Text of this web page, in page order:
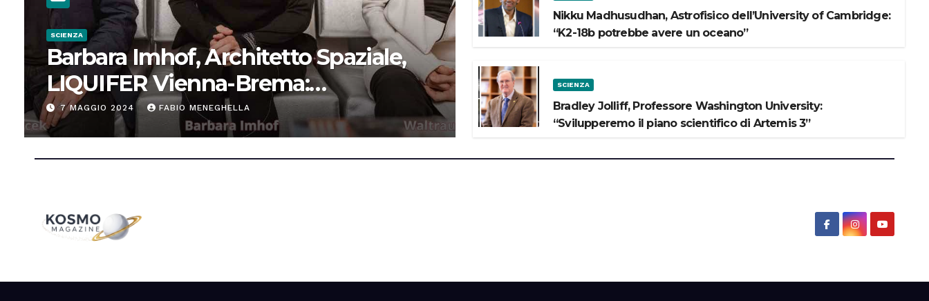
SCIENZA
Barbara Imhof, Architetto Spaziale,
LIQUIFER Vienna-Brema:
“Progettiamo habitat per lo Spazio”
7 MAGGIO 2024 FABIO MENEGHELLA
Nikku Madhusudhan, Astrofisico dell’University of Cambridge:
“K2-18b potrebbe avere un oceano”
SCIENZA
Bradley Jolliff, Professore Washington University:
“Svilupperemo il piano scientifico di Artemis 3”